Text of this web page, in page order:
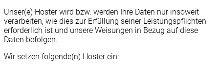
Unser(e) Hoster wird bzw. werden Ihre Daten nur insoweit
verarbeiten, wie dies zur Erfüllung seiner Leistungspflichten
erforderlich ist und unsere Weisungen in Bezug auf diese
Daten befolgen.
Wir setzen folgende(n) Hoster ein: